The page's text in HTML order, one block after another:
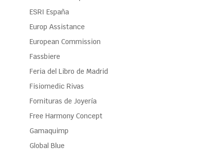
ESRI España
Europ Assistance
European Commission
Fassbiere
Feria del Libro de Madrid
Fisiomedic Rivas
Fornituras de Joyería
Free Harmony Concept
Gamaquimp
Global Blue